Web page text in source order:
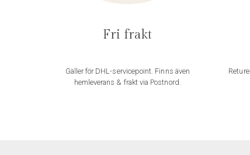
Fri frakt
Gäller för DHL-servicepoint. Finns även
hemleverans & frakt via Postnord.